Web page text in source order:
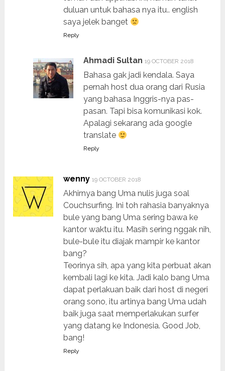
duluan untuk bahasa nya itu.. english
saya jelek banget
Reply
Ahmadi Sultan 19 OCTOBER 2018
Bahasa gak jadi kendala. Saya
pernah host dua orang dari Rusia
yang bahasa Inggris-nya pas-
pasan. Tapi bisa komunikasi kok.
Apalagi sekarang ada google
translate
Reply
wenny 19 OCTOBER 2018
Akhirnya bang Uma nulis juga soal
Couchsurfing. Ini toh rahasia banyaknya
bule yang bang Uma sering bawa ke
kantor waktu itu. Masih sering nggak nih,
bule-bule itu diajak mampir ke kantor
bang?
Teorinya sih, apa yang kita perbuat akan
kembali lagi ke kita. Jadi kalo bang Uma
dapat perlakuan baik dari host di negeri
orang sono, itu artinya bang Uma udah
baik juga saat memperlakukan surfer
yang datang ke Indonesia. Good Job,
bang!
Reply